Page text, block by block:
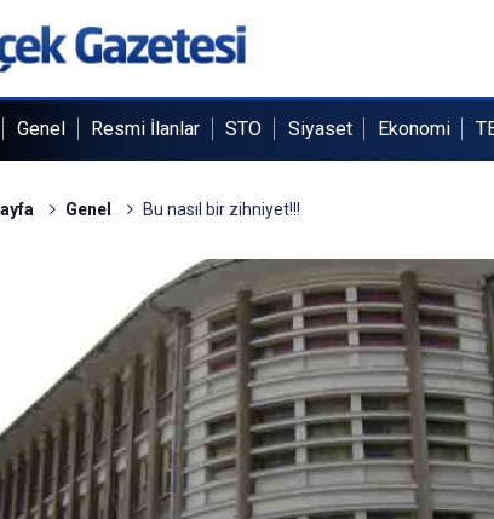
Genel Resmi İlanlar STO Siyaset Ekonomi
Genel Bu nasıl bir zihniyet!!!